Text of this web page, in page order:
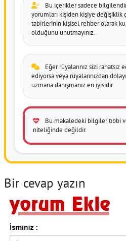
Bu içerikler sadece
yorumları kişiden kişiye değişiklik
tabirlerinin kişisel rehber olarak
olduğunu unutmayınız.
Eğer rüyalarınız sizi rahatsız
ediyorsa veya rüyalarınızdan
uzmana danışmanız en iyisidir.
Bu makaledeki bilgiler tıbbi
niteliğinde değildir.
Bir cevap yazın